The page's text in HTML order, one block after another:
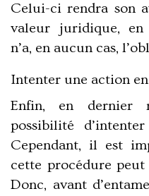
Celui-ci rendra son
valeur juridique, en
n’a, en aucun cas,
Intenter une action
Enfin, en dernier
possibilité
Cependant, il est
cette procédure
Donc, avant